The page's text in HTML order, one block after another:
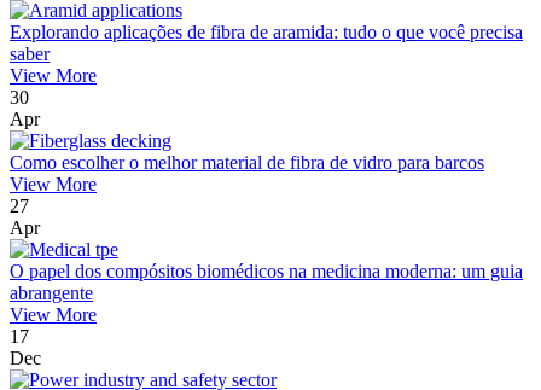
Explorando aplicações de fibra de aramida: tudo o que você precisa
saber
View More
30
Apr
Como escolher o melhor material de fibra de vidro para barcos
View More
27
Apr
O papel dos compósitos biomédicos na medicina moderna: um guia
abrangente
View More
17
Dec